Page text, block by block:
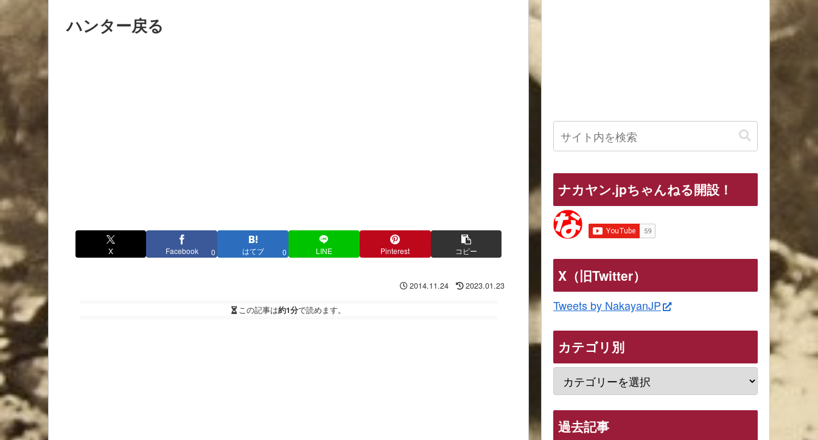
ハンター戻る
X Facebook 0 はてブ 0 LINE Pinterest コピー
2014.11.24 2023.01.23
この記事は約1分で読めます。
ナカヤン.jpちゃんねる開設！
X（旧Twitter）
Tweets by NakayanJP
カテゴリ別
過去記事